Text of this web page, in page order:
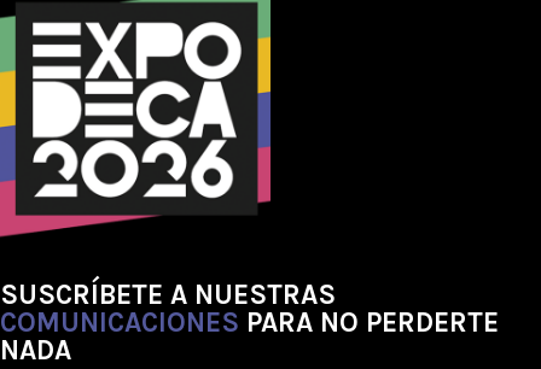
SUSCRÍBETE A NUESTRAS
COMUNICACIONES PARA NO PERDERTE
NADA